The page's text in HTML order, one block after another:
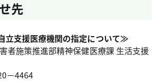
先
立支援医療機関の指定について≫
者施策推進部精神保健医療課 生活支援
－4464